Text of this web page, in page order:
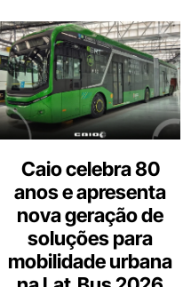
Caio celebra 80
anos e apresenta
nova geração de
soluções para
mobilidade urbana